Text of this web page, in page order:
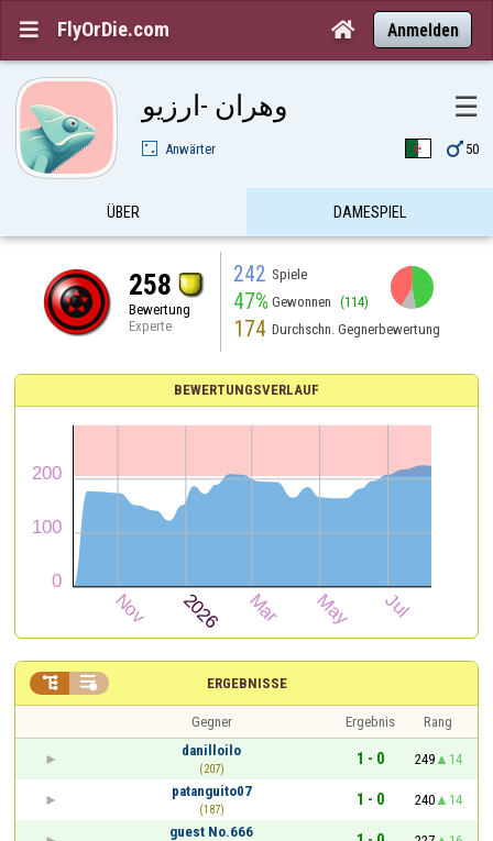
 FlyOrDie.com  Anmelden
وهران -ارزيو ☰
Anwärter  50
ÜBER DAMESPIEL
258
Bewertung
Experte
242 Spiele
47% Gewonnen (114)
174 Durchschn. Gegnerbewertung
BEWERTUNGSVERLAUF
ERGEBNISSE
 
Gegner Ergebnis
Rang
danilloilo
(207)
1 - 0 249
14
patanguito07
(187)
1 - 0 240
14
guest No.666